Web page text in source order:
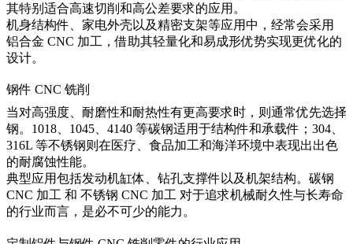
其特别适合高速切削和高公差要求的应用。
机身结构件、家电外壳以及精密支架等应用中，经常会采用
铝合金 CNC 加工 ，借助其轻量化和易成形优势实现更优化的
设计。
钢件 CNC 铣削
当对高强度、耐磨性和耐热性有更高要求时，则通常优先选择
钢。1018、1045、4140 等碳钢适用于结构件和承载件；304、
316L 等不锈钢则在医疗、食品加工和海洋环境中表现出出色
的耐腐蚀性能。
典型应用包括发动机缸体、钻孔支撑件以及机架结构。 碳钢
CNC 加工 和 不锈钢 CNC 加工 对于追求机械耐久性与长寿命
的行业而言，是必不可少的能力。